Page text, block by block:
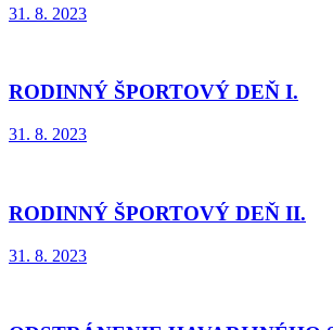
31. 8. 2023
RODINNÝ ŠPORTOVÝ DEŇ I.
31. 8. 2023
RODINNÝ ŠPORTOVÝ DEŇ II.
31. 8. 2023